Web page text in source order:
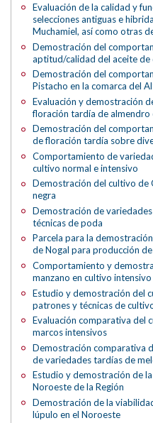
Evaluación de la calidad y
selecciones antiguas e
Muchamiel, así como otras
Demostración del
aptitud/calidad del aceite
Demostración del
Pistacho en la comarca del
Evaluación y demostración
floración tardía de almendro
Demostración del
de floración tardía sobre
Comportamiento de
cultivo normal e intensivo
Demostración del cultivo de
negra
Demostración de
técnicas de poda
Parcela para la
de Nogal para producción
Comportamiento y
manzano en cultivo intensivo
Estudio y demostración del
patrones y técnicas de
Evaluación comparativa del
marcos intensivos
Demostración comparativa
de variedades tardías de
Estudio y demostración de
Noroeste de la Región
Demostración de la
lúpulo en el Noroeste